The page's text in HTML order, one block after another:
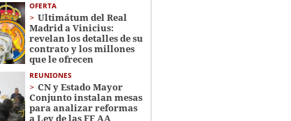
OFERTA
Ultimátum del Real
Madrid a Vinicius:
revelan los detalles de su
contrato y los millones
que le ofrecen
REUNIONES
CN y Estado Mayor
Conjunto instalan mesas
para analizar reformas
a Ley de las FF AA